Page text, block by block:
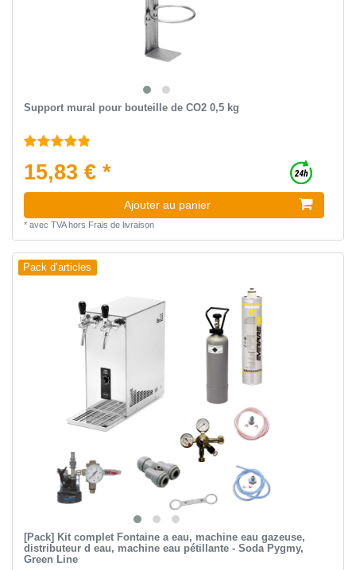
Support mural pour bouteille de CO2 0,5 kg
15,83 € *
Ajouter au panier
* avec TVAhors Frais de livraison
Pack d’articles
[Pack] Kit complet Fontaine a eau, machine eau gazeuse,
distributeur d eau, machine eau pétillante - Soda Pygmy,
Green Line